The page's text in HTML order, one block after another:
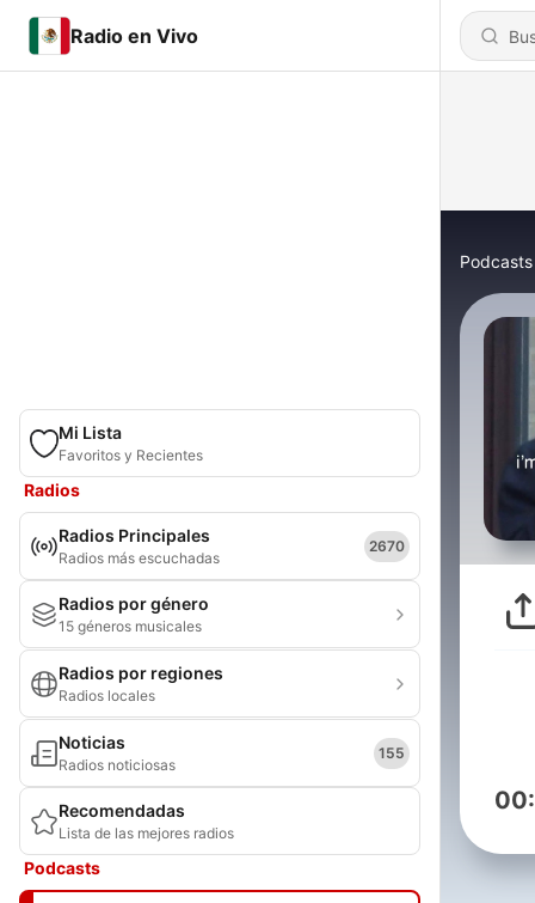
Radio en Vivo
Mi Lista
Favoritos y Recientes
Radios
Radios Principales
Radios más escuchadas
2670
Radios por género
15 géneros musicales
Radios por regiones
Radios locales
Noticias
Radios noticiosas
155
Recomendadas
Lista de las mejores radios
Podcasts
Podcasts